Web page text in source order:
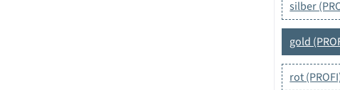
silber
gold
rot